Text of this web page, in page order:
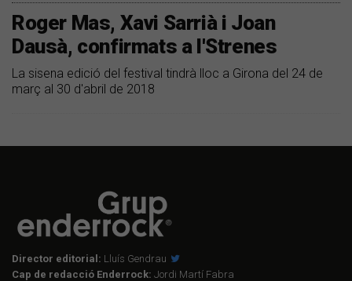
Roger Mas, Xavi Sarrià i Joan
Dausà, confirmats a l'Strenes
La sisena edició del festival tindrà lloc a Girona del 24 de
març al 30 d'abril de 2018
Director editorial: Lluís Gendrau
Cap de redacció Enderrock: Jordi Martí Fabra